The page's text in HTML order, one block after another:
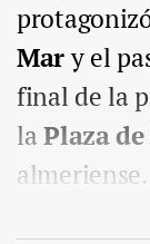
Mary el
final de la
laPlaza
almeriense.